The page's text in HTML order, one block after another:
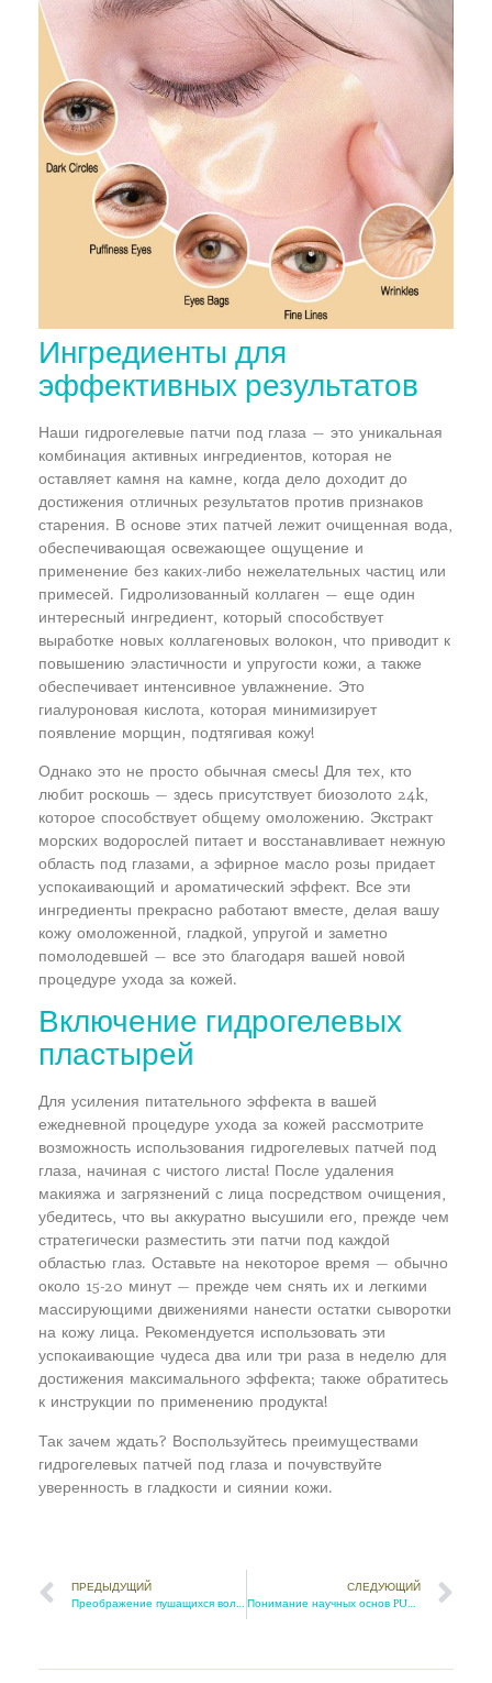
Ингредиенты для
эффективных результатов
Наши гидрогелевые патчи под глаза — это уникальная
комбинация активных ингредиентов, которая не
оставляет камня на камне, когда дело доходит до
достижения отличных результатов против признаков
старения. В основе этих патчей лежит очищенная вода,
обеспечивающая освежающее ощущение и
применение без каких-либо нежелательных частиц или
примесей. Гидролизованный коллаген — еще один
интересный ингредиент, который способствует
выработке новых коллагеновых волокон, что приводит к
повышению эластичности и упругости кожи, а также
обеспечивает интенсивное увлажнение. Это
гиалуроновая кислота, которая минимизирует
появление морщин, подтягивая кожу!
Однако это не просто обычная смесь! Для тех, кто
любит роскошь — здесь присутствует биозолото 24k,
которое способствует общему омоложению. Экстракт
морских водорослей питает и восстанавливает нежную
область под глазами, а эфирное масло розы придает
успокаивающий и ароматический эффект. Все эти
ингредиенты прекрасно работают вместе, делая вашу
кожу омоложенной, гладкой, упругой и заметно
помолодевшей — все это благодаря вашей новой
процедуре ухода за кожей.
Включение гидрогелевых
пластырей
Для усиления питательного эффекта в вашей
ежедневной процедуре ухода за кожей рассмотрите
возможность использования гидрогелевых патчей под
глаза, начиная с чистого листа! После удаления
макияжа и загрязнений с лица посредством очищения,
убедитесь, что вы аккуратно высушили его, прежде чем
стратегически разместить эти патчи под каждой
областью глаз. Оставьте на некоторое время — обычно
около 15-20 минут — прежде чем снять их и легкими
массирующими движениями нанести остатки сыворотки
на кожу лица. Рекомендуется использовать эти
успокаивающие чудеса два или три раза в неделю для
достижения максимального эффекта; также обратитесь
к инструкции по применению продукта!
Так зачем ждать? Воспользуйтесь преимуществами
гидрогелевых патчей под глаза и почувствуйте
уверенность в гладкости и сиянии кожи.
ПРЕДЫДУЩИЙ
Преображение пушащихся волос: как бразильская кератиновая обработка волос может укротить непокорные волосы
СЛЕДУЮЩИЙ
Понимание научных основ PURC OPLEX и того, как он восстанавливает разрушенные связи между волосами